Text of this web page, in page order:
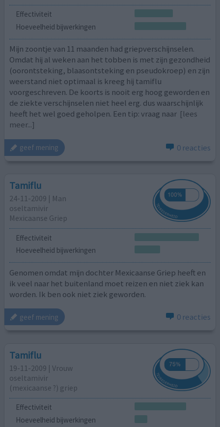
Effectiviteit
Hoeveelheid bijwerkingen
Mijn zoontje van 11 maanden had griepverschijnselen.
Omdat hij al weken aan het tobben is met zijn gezondheid
(oorontsteking, blaasontsteking en pseudokroep) en zijn
weerstand niet optimaal is kreeg hij tamiflu
voorgeschreven. De koorts is nooit erg hoog geworden en
de ziekte verschijnselen niet heel erg. dus waarschijnlijk
heeft het wel goed geholpen. Een tip: vraag naar [lees
meer...]
geef mening 0 reacties
Tamiflu
24-11-2009 | Man
oseltamivir
Mexicaanse Griep
Effectiviteit
Hoeveelheid bijwerkingen
Genomen omdat mijn dochter Mexicaanse Griep heeft en
ik veel naar het buitenland moet reizen en niet ziek kan
worden. Ik ben ook niet ziek geworden.
geef mening 0 reacties
Tamiflu
19-11-2009 | Vrouw
oseltamivir
(mexicaanse ?) griep
Effectiviteit
Hoeveelheid bijwerkingen